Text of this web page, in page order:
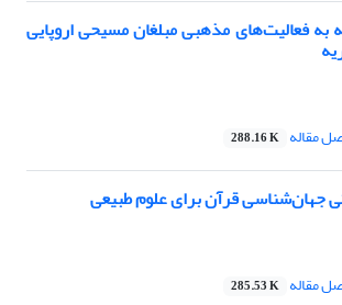
فعالیت‌های مذهبی مبلغان مسیحی اروپایی
مقاله 288.16 K
جهان‌شناسی قرآن برای علوم طبیعی
مقاله 285.53 K